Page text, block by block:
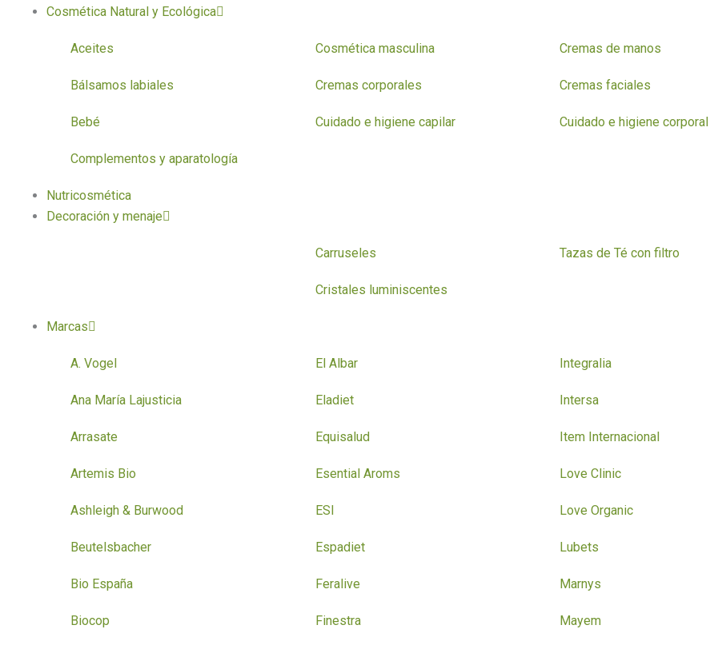
Cosmética Natural y Ecológica
Aceites
Bálsamos labiales
Bebé
Complementos y aparatología
Cosmética masculina
Cremas corporales
Cuidado e higiene capilar
Cremas de manos
Cremas faciales
Cuidado e higiene corporal
Nutricosmética
Decoración y menaje
Carruseles
Cristales luminiscentes
Tazas de Té con filtro
Marcas
A. Vogel
Ana María Lajusticia
Arrasate
Artemis Bio
Ashleigh & Burwood
Beutelsbacher
Bio España
Biocop
El Albar
Eladiet
Equisalud
Esential Aroms
ESI
Espadiet
Feralive
Finestra
Integralia
Intersa
Item Internacional
Love Clinic
Love Organic
Lubets
Marnys
Mayem